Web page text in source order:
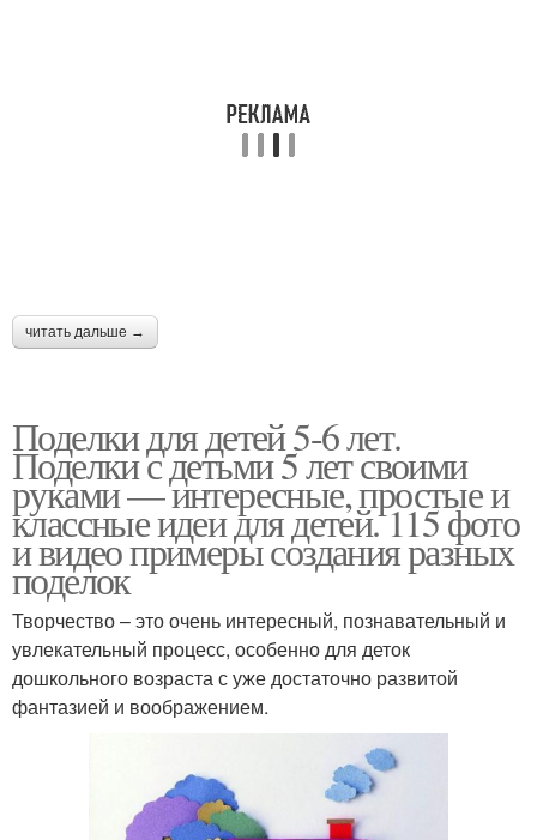
читать дальше →
Поделки для детей 5-6 лет.
Поделки с детьми 5 лет своими
руками — интересные, простые и
классные идеи для детей. 115 фото
и видео примеры создания разных
поделок
Творчество – это очень интересный, познавательный и
увлекательный процесс, особенно для деток
дошкольного возраста с уже достаточно развитой
фантазией и воображением.